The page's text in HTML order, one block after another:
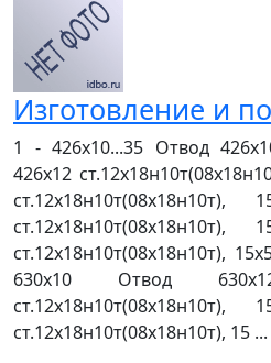
Изготовление и
1 - 426х10...35 Отвод
426х12
ст.12х18н10т(08х18н10т),
630х10 Отвод
ст.12х18н10т(08х18н10т), 15 ...